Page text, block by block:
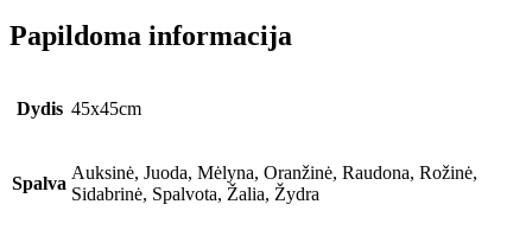
Papildoma informacija
Dydis 45x45cm
Spalva
Auksinė, Juoda, Mėlyna, Oranžinė, Raudona, Rožinė,
Sidabrinė, Spalvota, Žalia, Žydra